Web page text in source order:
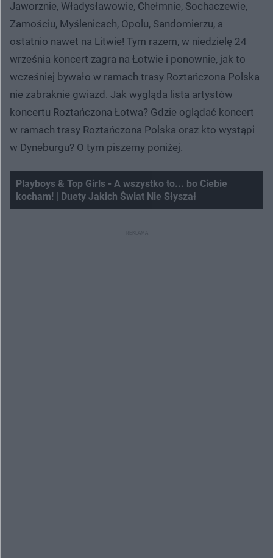
Jaworznie, Władysławowie, Chełmnie, Sochaczewie,
Zamościu, Myślenicach, Opolu, Sandomierzu, a
ostatnio nawet na Litwie! Tym razem, w niedzielę 24
września koncert zagra na Łotwie i ponownie, jak to
wcześniej bywało w ramach trasy Roztańczona Polska
nie zabraknie gwiazd. Jak wygląda lista artystów
koncertu Roztańczona Łotwa? Gdzie oglądać koncert
w ramach trasy Roztańczona Polska oraz kto wystąpi
w Dyneburgu? O tym piszemy poniżej.
Playboys & Top Girls - A wszystko to... bo Ciebie
kocham! | Duety Jakich Świat Nie Słyszał